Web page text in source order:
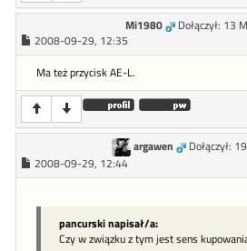
Mi1980
Dołączył: 13
2008-09-29, 12:35
Ma też przycisk AE-L.
argawen
Dołączył:
2008-09-29, 12:44
pancurski napisał/a:
Czy w związku z tym jest sens